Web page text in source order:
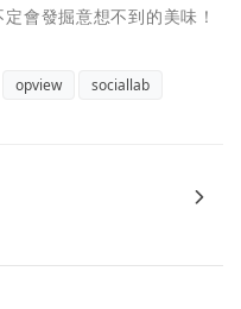
會發掘意想不到的美味！
opview sociallab